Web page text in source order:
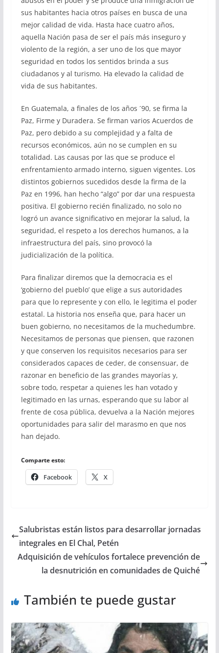
sus habitantes hacia otros países en busca de una
mejor calidad de vida. Hasta hace cuatro años,
aquella Nación pasa de ser el país más inseguro y
violento de la región, a ser uno de los que mayor
seguridad en todos los sentidos brinda a sus
ciudadanos y al turismo. Ha elevado la calidad de
vida de sus habitantes.
En Guatemala, a finales de los años ´90, se firma la
Paz, Firme y Duradera. Se firman varios Acuerdos de
Paz, pero debido a su complejidad y a falta de
recursos económicos, aún no se cumplen en su
totalidad. Las causas por las que se produce el
enfrentamiento armado interno, siguen vigentes. Los
distintos gobiernos sucedidos desde la firma de la
Paz en 1996, han hecho “algo” por dar una respuesta
positiva. El gobierno recién finalizado, no solo no
logró un avance significativo en mejorar la salud, la
seguridad, el respeto a los derechos humanos, a la
infraestructura del país, sino provocó la
judicialización de la política.
Para finalizar diremos que la democracia es el
‘gobierno del pueblo’ que elige a sus autoridades
para que lo represente y con ello, le legitima el poder
estatal. La historia nos enseña que, para hacer un
buen gobierno, no necesitamos de la muchedumbre.
Necesitamos de personas que piensen, que razonen
y que conserven los requisitos necesarios para ser
considerados capaces de ceder, de consensuar, de
razonar en beneficio de las grandes mayorías y,
sobre todo, respetar a quienes les han votado y
legitimado en las urnas, esperando que su labor al
frente de cosa pública, devuelva a la Nación mejores
oportunidades para salir del marasmo en que nos
han dejado.
Comparte esto:
Facebook X
Salubristas están listos para desarrollar jornadas
integrales en El Chal, Petén
Adquisición de vehículos fortalece prevención de
la desnutrición en comunidades de Quiché
También te puede gustar